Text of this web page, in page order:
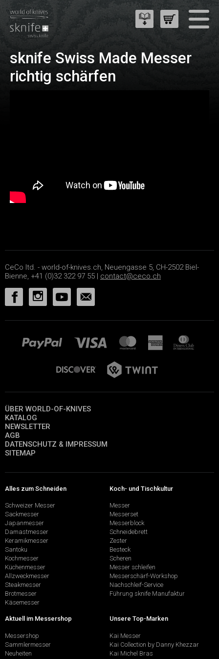
sknife Swiss Made Messer
richtig schärfen
CeCo ltd. - world-of-knives.ch, Neuengasse 5, CH-2502 Biel-
Bienne, +41 (0)32 322 97 55 | contact@ceco.ch
ÜBER WORLD-OF-KNIVES
KATALOG
NEWSLETTER
AGB
DATENSCHUTZ & IMPRESSUM
SITEMAP
Alles zum Schneiden
Schweizer Messer
Sackmesser
Japanmesser
Damastmesser
Keramikmesser
Santoku
Kochmesser
Küchenmesser
Allzweckmesser
Steakmesser
Brotmesser
Käsemesser
Koch- und Tischkultur
Messer
Messerset
Messerblock
Schneidebrett
Zester
Besteck
Scheren
Messer schleifen
Messerschärf-Workshop
Nachschleif-Service
Führung sknife Manufaktur
Aktuell im Messershop
Messershop
Sammlermesser
Neuheiten
Unsere Top-Marken
Kai Messer
Kai Collection by Danny Khezzar
Kai Michel Bras